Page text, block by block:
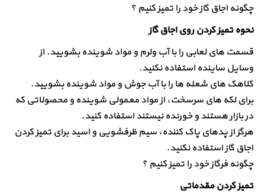
چگونه اجاق گاز خود را تمیز کنیم ؟
نحوه تمیز کردن روی اجاق گاز
قسمت های لعابی را با آب ولرم و مواد شوینده بشویید. از
وسایل ساینده استفاده نکنید.
کلاهک های شعله ها را با آب جوش و مواد شوینده بشویید.
برای لکه های سرسخت، از مواد معمولی شوینده و محصولاتی که
در بازار هستند و خورنده نیستند استفاده کنید.
هرگز از پدهای پاک کننده، سیم ظرفشویی و اسید برای تمیز کردن
اجاق گاز استفاده نکنید.
چگونه فرگاز خود را تمیز کنیم ؟
تمیز کردن مقدماتی